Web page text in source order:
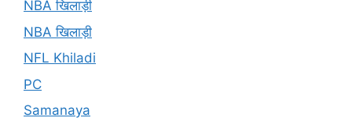
NBA खिलाड़ी
NBA खिलाड़ी
NFL Khiladi
PC
Samanaya